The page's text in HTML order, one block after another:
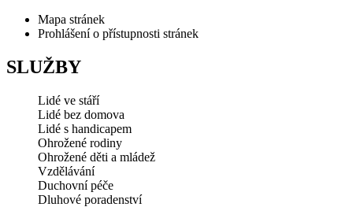
Mapa stránek
Prohlášení o přístupnosti stránek
SLUŽBY
Lidé ve stáří
Lidé bez domova
Lidé s handicapem
Ohrožené rodiny
Ohrožené děti a mládež
Vzdělávání
Duchovní péče
Dluhové poradenství